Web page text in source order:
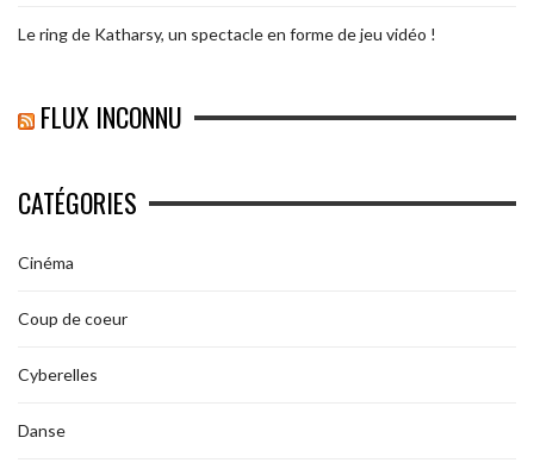
Le ring de Katharsy, un spectacle en forme de jeu vidéo !
FLUX INCONNU
CATÉGORIES
Cinéma
Coup de coeur
Cyberelles
Danse